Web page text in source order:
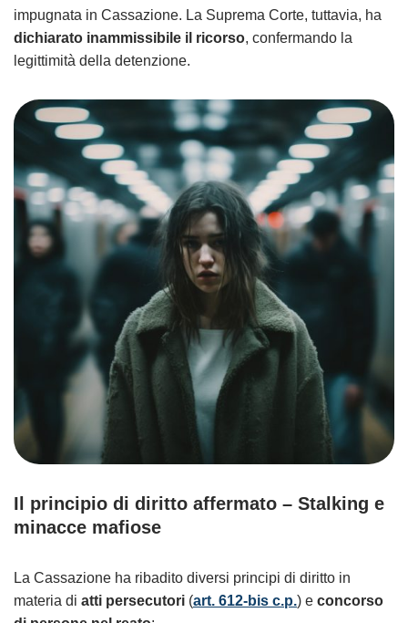
impugnata in Cassazione. La Suprema Corte, tuttavia, ha
dichiarato inammissibile il ricorso, confermando la
legittimità della detenzione.
Il principio di diritto affermato – Stalking e
minacce mafiose
La Cassazione ha ribadito diversi principi di diritto in
materia di atti persecutori (art. 612-bis c.p.) e concorso